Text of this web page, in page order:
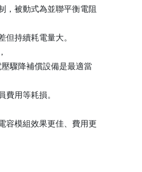
，被動式為並聯平衡電阻
持續耗電量大。
驟降補償設備是最適當
用等耗損。
容模組效果更佳、費用更